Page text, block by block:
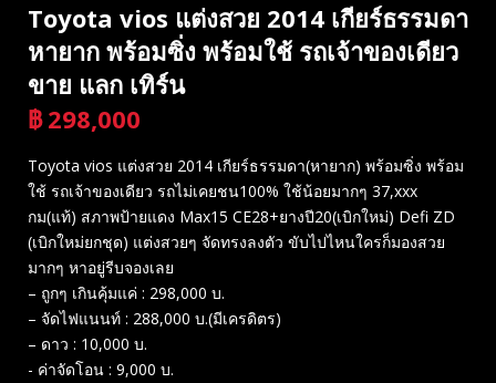
Toyota vios แต่งสวย 2014 เกียร์ธรรมดา
หายาก พร้อมซิ่ง พร้อมใช้ รถเจ้าของเดียว
ขาย แลก เทิร์น
฿ 298,000
Toyota vios แต่งสวย 2014 เกียร์ธรรมดา(หายาก) พร้อมซิ่ง พร้อม
ใช้ รถเจ้าของเดียว รถไม่เคยชน100% ใช้น้อยมากๆ 37,xxx
กม(แท้) สภาพป้ายแดง Max15 CE28​+ยางปี20(เบิกใหม่) Defi ZD
(เบิกใหม่ยกชุด) แต่งสวยๆ จัดทรงลงตัว ขับไปไหนใครก็มองสวย
มากๆ หาอยู่รีบจองเลย
– ถูกๆ เกินคุ้มแค่ : 298,000 บ.
– จัดไฟแนนท์ : 288,000 บ.(มีเครดิตร)​
– ดาว : 10,000 บ.
-​ ค่าจัดโอน : 9,000 บ.